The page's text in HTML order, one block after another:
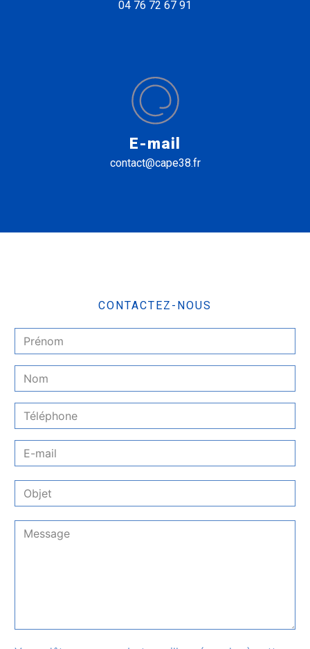
04 76 72 67 91
E-mail
contact@cape38.fr
CONTACTEZ-NOUS